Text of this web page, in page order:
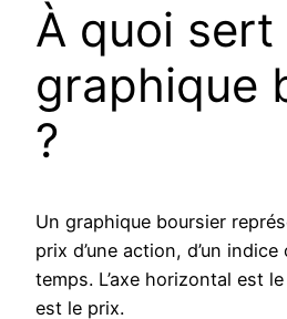
À quoi sert
graphique
?
Un graphique boursier
prix d’une action, d’un indice
temps. L’axe horizontal est
est le prix.